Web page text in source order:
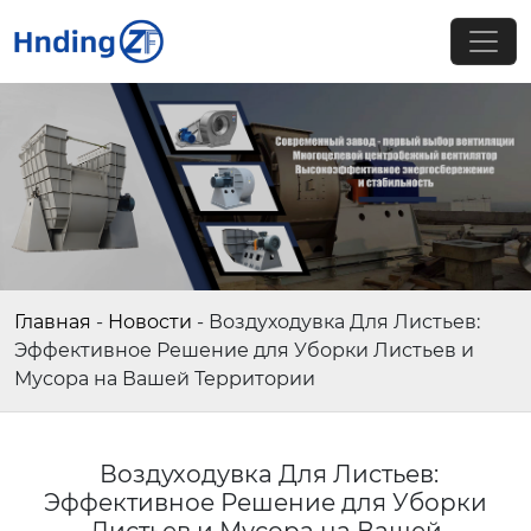
Главная - Новости - Воздуходувка Для Листьев:
Эффективное Решение для Уборки Листьев и
Мусора на Вашей Территории
Воздуходувка Для Листьев:
Эффективное Решение для Уборки